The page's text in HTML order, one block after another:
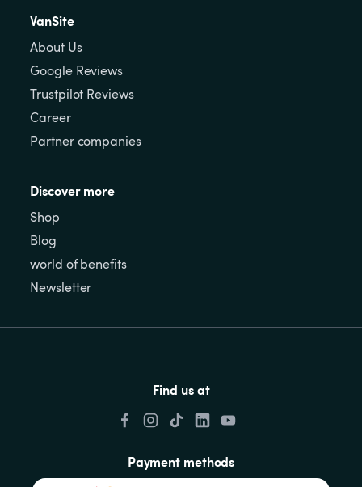
VanSite
About Us
Google Reviews
Trustpilot Reviews
Career
Partner companies
Discover more
Shop
Blog
world of benefits
Newsletter
Find us at
Payment methods